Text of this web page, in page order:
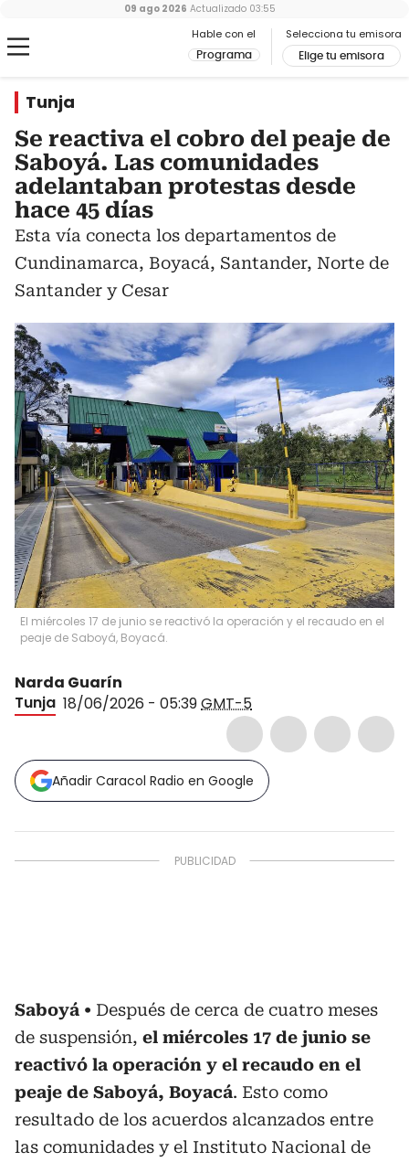
Hable con el
Programa
Selecciona tu emisora
Elige tu emisora
09 ago 2026 Actualizado 03:55
Tunja
Se reactiva el cobro del peaje de
Saboyá. Las comunidades
adelantaban protestas desde
hace 45 días
Esta vía conecta los departamentos de
Cundinamarca, Boyacá, Santander, Norte de
Santander y Cesar
El miércoles 17 de junio se reactivó la operación y el recaudo en el
peaje de Saboyá, Boyacá.
Narda Guarín
Tunja 18/06/2026 - 05:39GMT-5
Añadir Caracol Radio en Google
Saboyá
Después de cerca de cuatro meses
de suspensión, el miércoles 17 de junio se
reactivó la operación y el recaudo en el
peaje de Saboyá, Boyacá. Esto como
resultado de los acuerdos alcanzados entre
las comunidades y el Instituto Nacional de